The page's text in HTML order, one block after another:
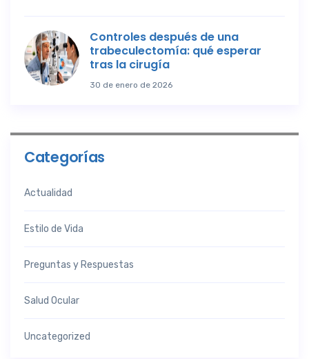
Controles después de una
trabeculectomía: qué esperar
tras la cirugía
30 de enero de 2026
Categorías
Actualidad
Estilo de Vida
Preguntas y Respuestas
Salud Ocular
Uncategorized